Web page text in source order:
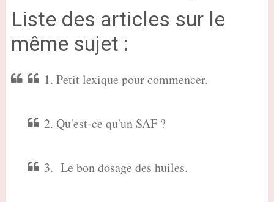
Liste des articles sur le
même sujet :
1. Petit lexique pour commencer.
2. Qu'est-ce qu'un SAF ?
3. Le bon dosage des huiles.